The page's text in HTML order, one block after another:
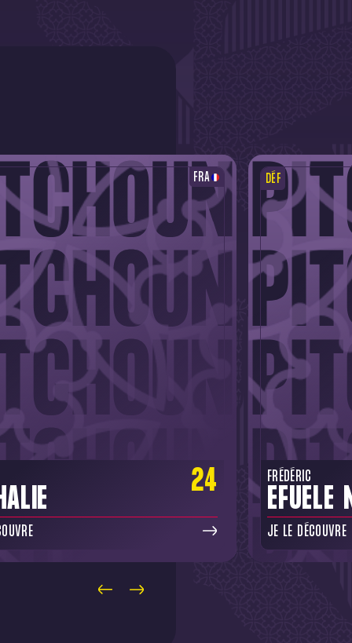
FRA
24
DÉF
FRÉDÉRIC
EFUELE
JE LE DÉCOUVRE